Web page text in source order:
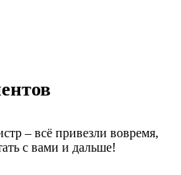
– всё привезли вовремя,
с вами и дальше!